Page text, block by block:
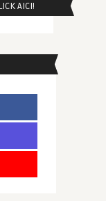
AICI!